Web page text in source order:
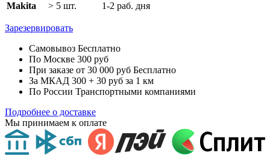
Makita
> 5 шт. 1-2 раб. дня
Зарезервировать
Самовывоз Бесплатно
По Москве 300 руб
При заказе от 30 000 руб Бесплатно
За МКАД 300 + 30 руб за 1 км
По России Транспортными компаниями
Подробнее о доставке
Мы принимаем к оплате